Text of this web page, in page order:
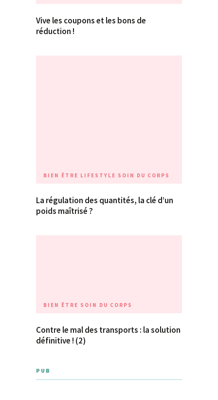
Vive les coupons et les bons de
réduction !
BIEN ÊTRE LIFESTYLE SOIN DU CORPS
La régulation des quantités, la clé d’un
poids maîtrisé ?
BIEN ÊTRE SOIN DU CORPS
Contre le mal des transports : la solution
définitive ! (2)
PUB